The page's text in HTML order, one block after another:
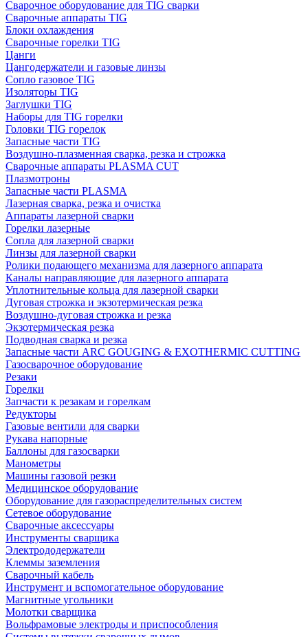
Сварочное оборудование для TIG сварки
Сварочные аппараты TIG
Блоки охлаждения
Сварочные горелки TIG
Цанги
Цангодержатели и газовые линзы
Сопло газовое TIG
Изоляторы TIG
Заглушки TIG
Наборы для TIG горелки
Головки TIG горелок
Запасные части TIG
Воздушно-плазменная сварка, резка и строжка
Сварочные аппараты PLASMA CUT
Плазмотроны
Запасные части PLASMA
Лазерная сварка, резка и очистка
Аппараты лазерной сварки
Горелки лазерные
Сопла для лазерной сварки
Линзы для лазерной сварки
Ролики подающего механизма для лазерного аппарата
Каналы направляющие для лазерного аппарата
Уплотнительные кольца для лазерной сварки
Дуговая строжка и экзотермическая резка
Воздушно-дуговая строжка и резка
Экзотермическая резка
Подводная сварка и резка
Запасные части ARC GOUGING & EXOTHERMIC CUTTING
Газосварочное оборудование
Резаки
Горелки
Запчасти к резакам и горелкам
Редукторы
Газовые вентили для сварки
Рукава напорные
Баллоны для газосварки
Манометры
Машины газовой резки
Медицинское оборудование
Оборудование для газораспределительных систем
Сетевое оборудование
Сварочные аксессуары
Инструменты сварщика
Электрододержатели
Клеммы заземления
Сварочный кабель
Инструмент и вспомогательное оборудование
Магнитные угольники
Молотки сварщика
Вольфрамовые электроды и приспособления